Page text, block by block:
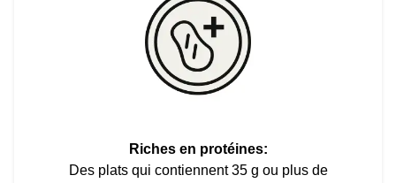
Riches en protéines:
Des plats qui contiennent 35 g ou plus de